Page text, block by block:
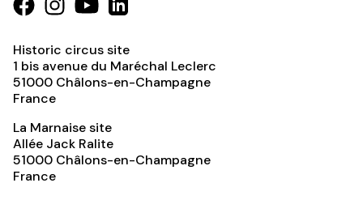
Historic circus site
1 bis avenue du Maréchal Leclerc
51000 Châlons-en-Champagne
France
La Marnaise site
Allée Jack Ralite
51000 Châlons-en-Champagne
France